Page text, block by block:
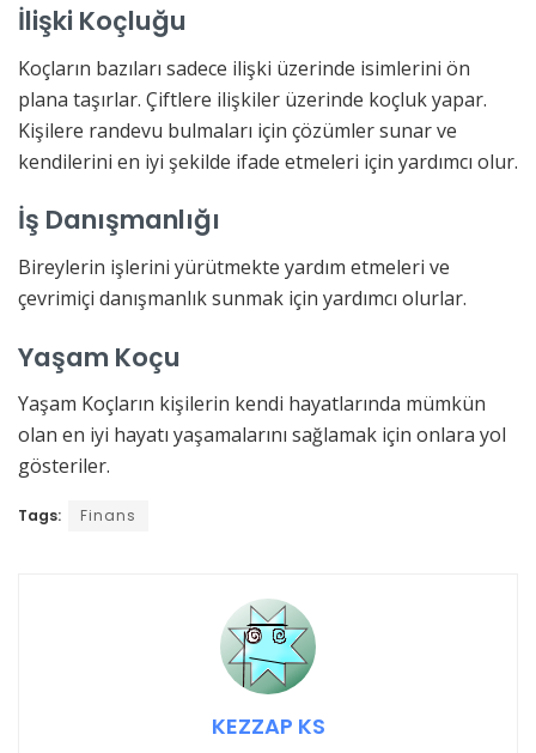
İlişki Koçluğu
Koçların bazıları sadece ilişki üzerinde isimlerini ön
plana taşırlar. Çiftlere ilişkiler üzerinde koçluk yapar.
Kişilere randevu bulmaları için çözümler sunar ve
kendilerini en iyi şekilde ifade etmeleri için yardımcı olur.
İş Danışmanlığı
Bireylerin işlerini yürütmekte yardım etmeleri ve
çevrimiçi danışmanlık sunmak için yardımcı olurlar.
Yaşam Koçu
Yaşam Koçların kişilerin kendi hayatlarında mümkün
olan en iyi hayatı yaşamalarını sağlamak için onlara yol
gösteriler.
Tags: Finans
KEZZAP KS